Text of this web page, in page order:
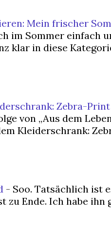
Mein frischer
im Sommer einfach
klar in diese
Zebra-
von „Aus dem
Kleiderschrank:
- Soo. Tatsächlich ist
Ende. Ich habe ihn